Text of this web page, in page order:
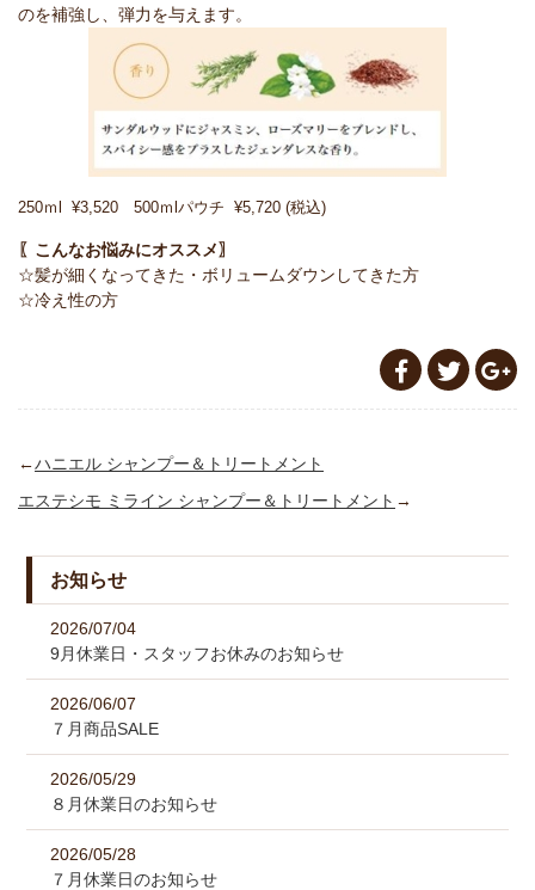
のを補強し、弾力を与えます。
250ｍl ¥3,520 500ｍlパウチ ¥5,720 (税込)
〖こんなお悩みにオススメ〗
☆髪が細くなってきた・ボリュームダウンしてきた方
☆冷え性の方
←ハニエル シャンプー＆トリートメント
エステシモ ミライン シャンプー＆トリートメント →
お知らせ
2026/07/04
9月休業日・スタッフお休みのお知らせ
2026/06/07
７月商品SALE
2026/05/29
８月休業日のお知らせ
2026/05/28
７月休業日のお知らせ